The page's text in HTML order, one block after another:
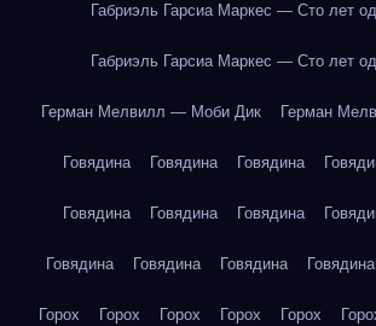
Габриэль Гарсиа Маркес — Сто лет
Габриэль Гарсиа Маркес — Сто лет
Герман Мелвилл — Моби Дик Герман
Говядина Говядина Говядина
Говядина Говядина Говядина
Говядина Говядина Говядина Говядина
Горох Горох Горох Горох Горох